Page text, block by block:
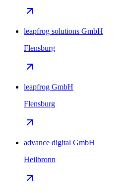
leapfrog solutions GmbH
Flensburg
leapfrog GmbH
Flensburg
advance digital GmbH
Heilbronn